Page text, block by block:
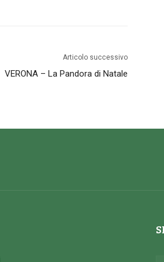
Articolo successivo
VERONA – La Pandora di Natale